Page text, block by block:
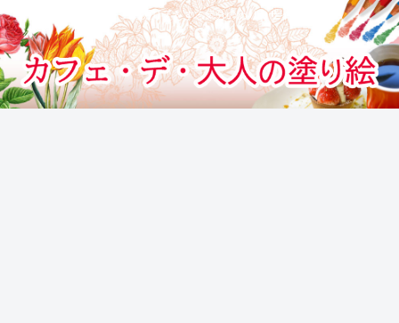
カフェでぬりえをする気分のぬりえサイト